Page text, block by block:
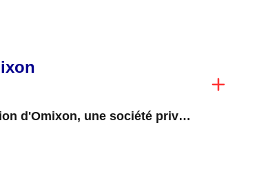
d'Omixon, une société privée